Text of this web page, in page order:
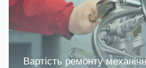
Вартість ремонту